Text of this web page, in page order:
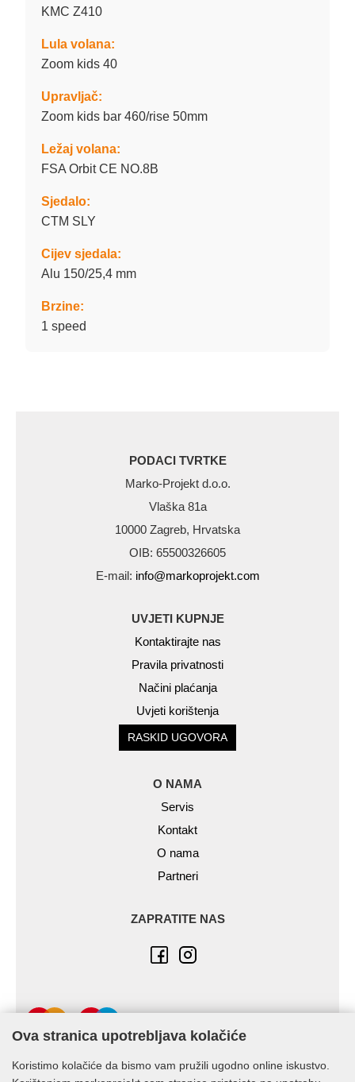
KMC Z410
Lula volana:
Zoom kids 40
Upravljač:
Zoom kids bar 460/rise 50mm
Ležaj volana:
FSA Orbit CE NO.8B
Sjedalo:
CTM SLY
Cijev sjedala:
Alu 150/25,4 mm
Brzine:
1 speed
PODACI TVRTKE
Marko-Projekt d.o.o.
Vlaška 81a
10000 Zagreb, Hrvatska
OIB: 65500326605
E-mail: info@markoprojekt.com
UVJETI KUPNJE
Kontaktirajte nas
Pravila privatnosti
Načini plaćanja
Uvjeti korištenja
RASKID UGOVORA
O NAMA
Servis
Kontakt
O nama
Partneri
ZAPRATITE NAS
Ova stranica upotrebljava kolačiće
Koristimo kolačiće da bismo vam pružili ugodno online iskustvo.